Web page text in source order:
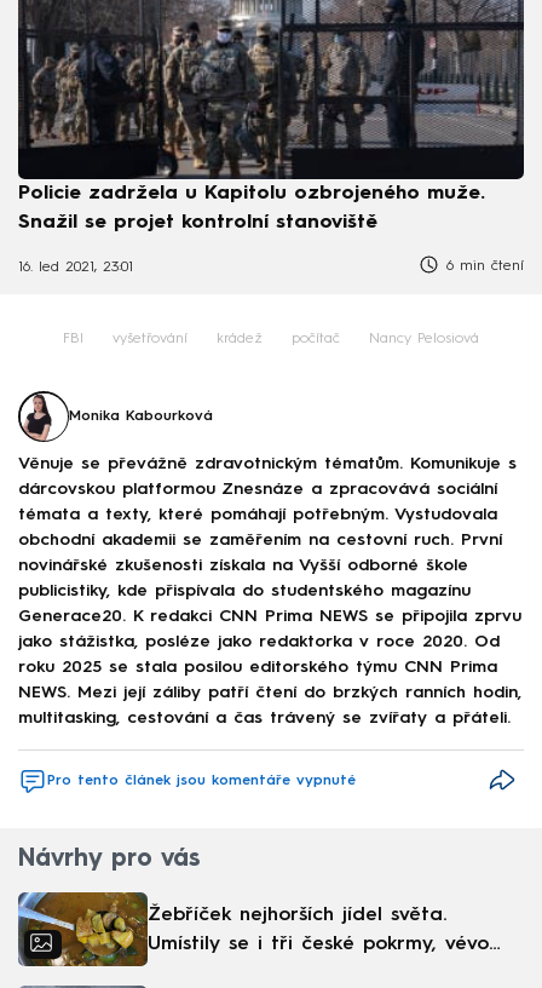
Policie zadržela u Kapitolu ozbrojeného muže.
Snažil se projet kontrolní stanoviště
16. led 2021, 23:01 6 min čtení
FBI vyšetřování krádež počítač Nancy Pelosiová
Monika Kabourková
Věnuje se převážně zdravotnickým tématům. Komunikuje s
dárcovskou platformou Znesnáze a zpracovává sociální
témata a texty, které pomáhají potřebným. Vystudovala
obchodní akademii se zaměřením na cestovní ruch. První
novinářské zkušenosti získala na Vyšší odborné škole
publicistiky, kde přispívala do studentského magazínu
Generace20. K redakci CNN Prima NEWS se připojila zprvu
jako stážistka, posléze jako redaktorka v roce 2020. Od
roku 2025 se stala posilou editorského týmu CNN Prima
NEWS. Mezi její záliby patří čtení do brzkých ranních hodin,
multitasking, cestování a čas trávený se zvířaty a přáteli.
Pro tento článek jsou komentáře vypnuté
Návrhy pro vás
Žebříček nejhorších jídel světa.
Umístily se i tři české pokrmy, vévodí